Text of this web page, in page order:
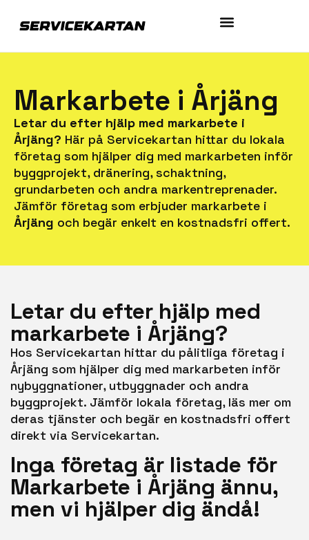
Markarbete i Årjäng
Letar du efter hjälp med markarbete i
Årjäng? Här på Servicekartan hittar du lokala
företag som hjälper dig med markarbeten inför
byggprojekt, dränering, schaktning,
grundarbeten och andra markentreprenader.
Jämför företag som erbjuder markarbete i
Årjäng och begär enkelt en kostnadsfri offert.
Letar du efter hjälp med
markarbete i Årjäng?
Hos Servicekartan hittar du pålitliga företag i
Årjäng som hjälper dig med markarbeten inför
nybyggnationer, utbyggnader och andra
byggprojekt. Jämför lokala företag, läs mer om
deras tjänster och begär en kostnadsfri offert
direkt via Servicekartan.
Inga företag är listade för
Markarbete i Årjäng ännu,
men vi hjälper dig ändå!